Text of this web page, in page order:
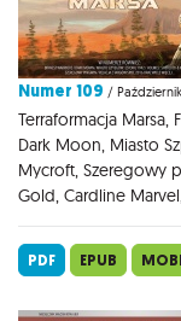
Numer 109 /
Terraformacja Marsa,
Dark Moon, Miasto
Mycroft, Szeregowy
Gold, Cardline
PDF EPUB MOBI